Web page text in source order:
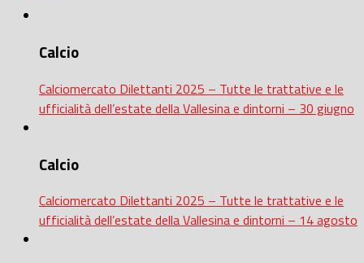
Calcio
Calciomercato Dilettanti 2025 – Tutte le trattative e le
ufficialità dell’estate della Vallesina e dintorni – 30 giugno
Calcio
Calciomercato Dilettanti 2025 – Tutte le trattative e le
ufficialità dell’estate della Vallesina e dintorni – 14 agosto